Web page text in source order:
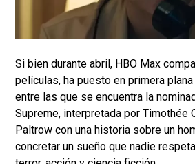
Si bien durante abril, HBO Max
películas, ha puesto en primera
entre las que se encuentra la
Supreme, interpretada por Timothée
Paltrow con una historia sobre un
concretar un sueño que nadie